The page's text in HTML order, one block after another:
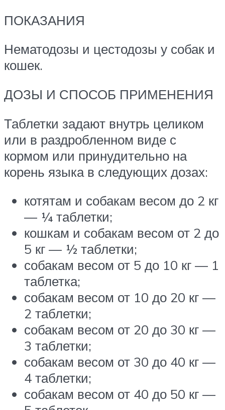
ПОКАЗАНИЯ
Нематодозы и цестодозы у собак и
кошек.
ДОЗЫ И СПОСОБ ПРИМЕНЕНИЯ
Таблетки задают внутрь целиком
или в раздробленном виде с
кормом или принудительно на
корень языка в следующих дозах:
котятам и собакам весом до 2 кг
— ¼ таблетки;
кошкам и собакам весом от 2 до
5 кг — ½ таблетки;
собакам весом от 5 до 10 кг — 1
таблетка;
собакам весом от 10 до 20 кг —
2 таблетки;
собакам весом от 20 до 30 кг —
3 таблетки;
собакам весом от 30 до 40 кг —
4 таблетки;
собакам весом от 40 до 50 кг —